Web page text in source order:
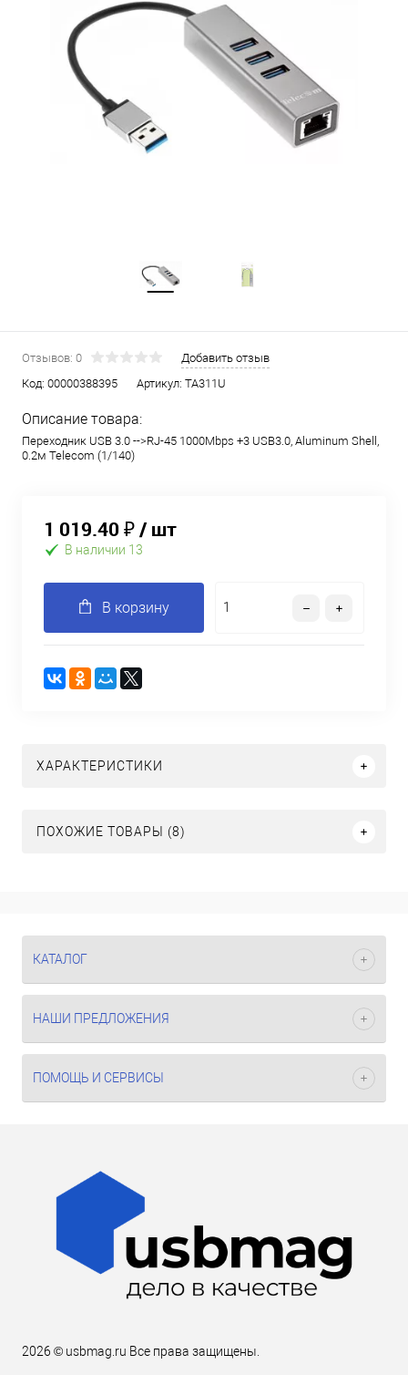
Отзывов: 0
Добавить отзыв
Код: 00000388395 Артикул: TA311U
Описание товара:
Переходник USB 3.0 -->RJ-45 1000Mbps +3 USB3.0, Aluminum Shell,
0.2м Telecom (1/140)
1 019.40 ₽/ шт
В наличии 13
В корзину
ХАРАКТЕРИСТИКИ
ПОХОЖИЕ ТОВАРЫ (8)
КАТАЛОГ
НАШИ ПРЕДЛОЖЕНИЯ
ПОМОЩЬ И СЕРВИСЫ
2026 © usbmag.ru Все права защищены.